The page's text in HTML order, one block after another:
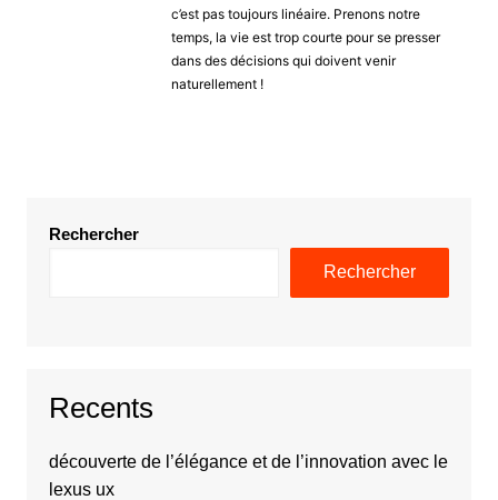
c’est pas toujours linéaire. Prenons notre
temps, la vie est trop courte pour se presser
dans des décisions qui doivent venir
naturellement !
Rechercher
Rechercher
Recents
découverte de l’élégance et de l’innovation avec le
lexus ux